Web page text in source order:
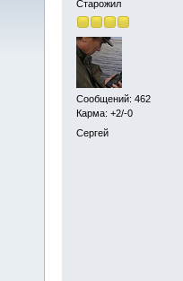
Старожил
Сообщений: 462
Карма: +2/-0
Сергей